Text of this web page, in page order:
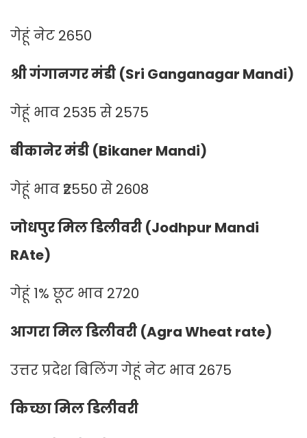
गेहूं नेट 2650
श्री गंगानगर मंडी (Sri Ganganagar Mandi)
गेहूं भाव 2535 से 2575
बीकानेर मंडी (Bikaner Mandi)
गेहूं भाव ₹2550 से 2608
जोधपुर मिल डिलीवरी (Jodhpur Mandi
RAte)
गेहूं 1% छूट भाव 2720
आगरा मिल डिलीवरी (Agra Wheat rate)
उत्तर प्रदेश बिलिंग गेहूं नेट भाव 2675
किच्छा मिल डिलीवरी